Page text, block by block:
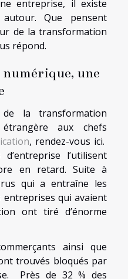
entreprise, il existe
Que pensent
de la transformation
répond.
une
la transformation
aux chefs
, rendez-vous ici.
l’utilisent
en retard. Suite à
qui a entraîne les
entreprises qui avaient
ont tiré d’énorme
ainsi que
trouvés bloqués par
Près de 32 % des